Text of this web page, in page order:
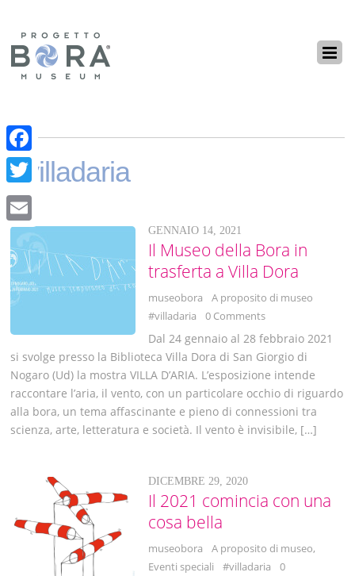
F
c
b
o
T
w
E
m
a
#villadaria
GENNAIO 14, 2021
Il Museo della Bora in
trasferta a Villa Dora
museobora
A proposito di museo
#villadaria
0 Comments
Dal 24 gennaio al 28 febbraio 2021
si svolge presso la Biblioteca Villa Dora di San Giorgio di
Nogaro (Ud) la mostra VILLA D’ARIA. L’esposizione intende
raccontare l’aria, il vento, con un particolare occhio di riguardo
alla bora, un tema affascinante e pieno di connessioni tra
scienza, arte, letteratura e società. Il vento è invisibile, […]
DICEMBRE 29, 2020
Il 2021 comincia con una
cosa bella
museobora A proposito di museo,
Eventi speciali
#villadaria
0